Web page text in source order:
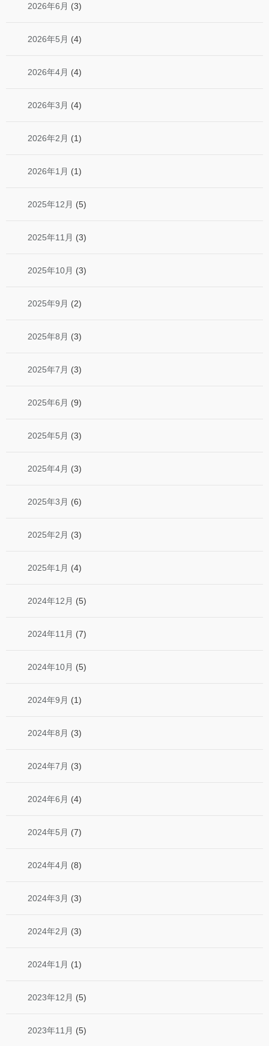
2026年6月 (3)
2026年5月 (4)
2026年4月 (4)
2026年3月 (4)
2026年2月 (1)
2026年1月 (1)
2025年12月 (5)
2025年11月 (3)
2025年10月 (3)
2025年9月 (2)
2025年8月 (3)
2025年7月 (3)
2025年6月 (9)
2025年5月 (3)
2025年4月 (3)
2025年3月 (6)
2025年2月 (3)
2025年1月 (4)
2024年12月 (5)
2024年11月 (7)
2024年10月 (5)
2024年9月 (1)
2024年8月 (3)
2024年7月 (3)
2024年6月 (4)
2024年5月 (7)
2024年4月 (8)
2024年3月 (3)
2024年2月 (3)
2024年1月 (1)
2023年12月 (5)
2023年11月 (5)